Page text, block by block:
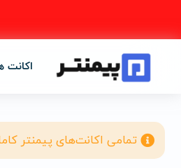
اکانت
تمامی اکانت‌های پیمنتر